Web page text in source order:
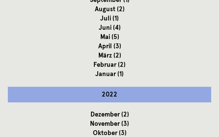
August(2)
Juli(1)
Juni(4)
Mai(5)
April (3)
März(2)
Februar(2)
Januar(1)
2022
Dezember(2)
November(3)
Oktober(3)